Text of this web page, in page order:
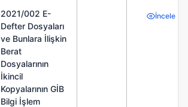
2021/002 E-
Defter Dosyaları
ve Bunlara İlişkin
Berat
Dosyalarının
İkincil
Kopyalarının GİB
Bilgi İşlem
İncele